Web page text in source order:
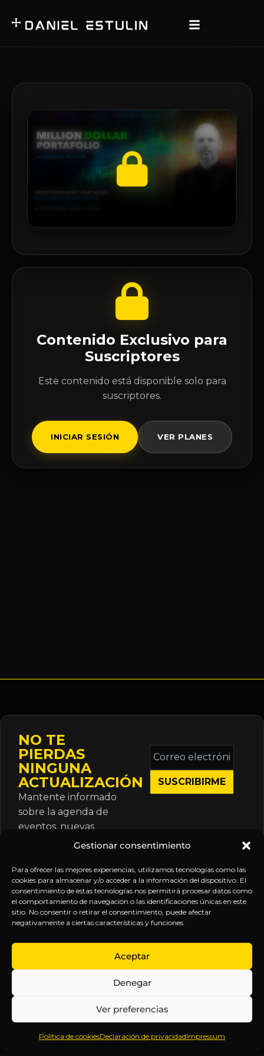
Gestionar consentimiento
Para ofrecer las mejores experiencias, utilizamos tecnologías como las
cookies para almacenar y/o acceder a la información del dispositivo. El
consentimiento de estas tecnologías nos permitirá procesar datos como
el comportamiento de navegación o las identificaciones únicas en este
sitio. No consentir o retirar el consentimiento, puede afectar
negativamente a ciertas características y funciones.
Aceptar
Denegar
Ver preferencias
Política de cookiesDeclaración de privacidadImpressum
Contenido Exclusivo para
Suscriptores
Este contenido está disponible solo para
suscriptores.
INICIAR SESIÓN VER PLANES
NO TE
PIERDAS
NINGUNA
ACTUALIZACIÓN
Mantente informado
sobre la agenda de
eventos, nuevas
publicaciones y
suscripción.
Correo
electrónico
*
Inteligencia
Anticipándonos
EXPLORA
Inicio
Sobre
Contenido
Webinars
LEGAL
Política
de
Términos y
Aviso
SÍGUENOS